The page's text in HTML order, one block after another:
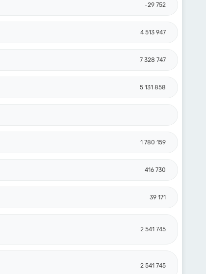
-29 752
4 513 947
7 328 747
5 131 858
1 780 159
416 730
39 171
2 541 745
2 541 745